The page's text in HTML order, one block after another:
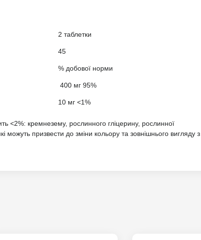
2 таблетки
45
% добової норми
400 мг 95%
10 мг <1%
<2%: кремнезему, рослинного гліцерину, рослинної
можуть призвести до зміни кольору та зовнішнього вигляду з